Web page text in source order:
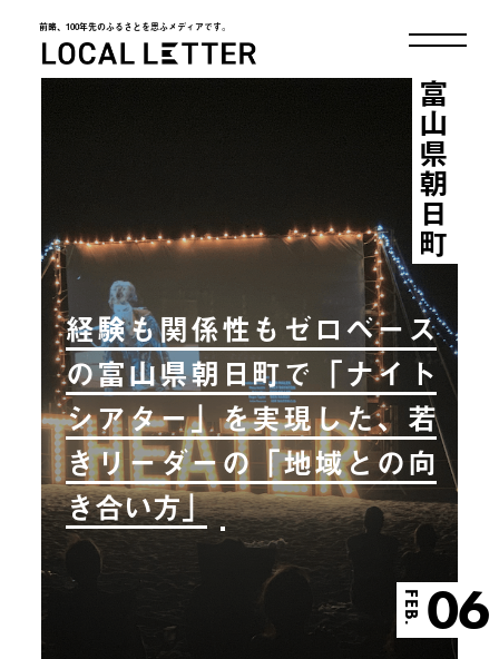
前略、100年先のふるさとを思ふメディアです。
LOCAL LETTER
経験も関係性もゼロベース
の富山県朝日町で「ナイト
シアター」を実現した、若
きリーダーの「地域との向
き合い方」
FEB. 06
富山県朝日町